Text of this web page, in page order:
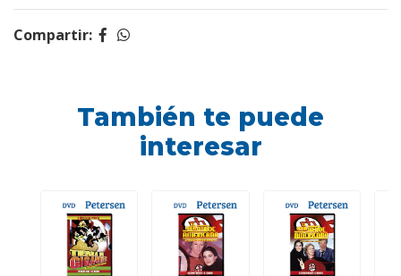
Compartir:
También te puede
interesar